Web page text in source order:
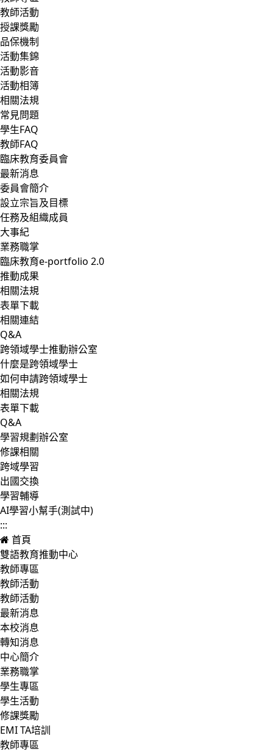
教師活動
授課獎勵
品保機制
活動集錦
活動影音
活動相簿
相關法規
常見問題
學生FAQ
教師FAQ
臨床教育委員會
最新消息
委員會簡介
設立宗旨及目標
任務及組織成員
大事紀
業務職掌
臨床教育e-portfolio 2.0
推動成果
相關法規
表單下載
相關連結
Q&A
跨領域學士推動辦公室
什麼是跨領域學士
如何申請跨領域學士
相關法規
表單下載
Q&A
學習規劃辦公室
修課相關
跨域學習
出國交換
學習輔導
AI學習小幫手(測試中)
:::
首頁
雙語教育推動中心
教師專區
教師活動
教師活動
最新消息
本校消息
轉知消息
中心簡介
業務職掌
學生專區
學生活動
修課獎勵
EMI TA培訓
教師專區